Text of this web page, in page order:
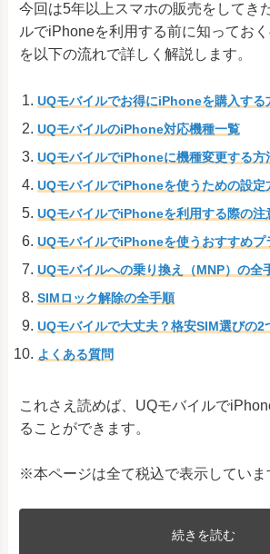
今回は5年以上スマホの販売をしてき
ルでiPhoneを利用する前に知ってお
を以下の流れで詳しく解説します。
UQモバイルでお得にiPhoneを購入する
UQモバイルのiPhone対応機種一覧
UQモバイルでiPhoneに機種変更する方
UQモバイルでiPhoneを使うための設定
UQモバイルでiPhoneを利用する際の注
UQモバイルでiPhoneを使うおすすめプ
UQモバイルへの乗り換え（MNP）の全
SIMロック解除の全手順
UQモバイルで大丈夫？格安SIM選びの2
よくある質問
これさえ読めば、UQモバイルで
ることができます。
※本ページは全て税込で表示していま
続きを読む